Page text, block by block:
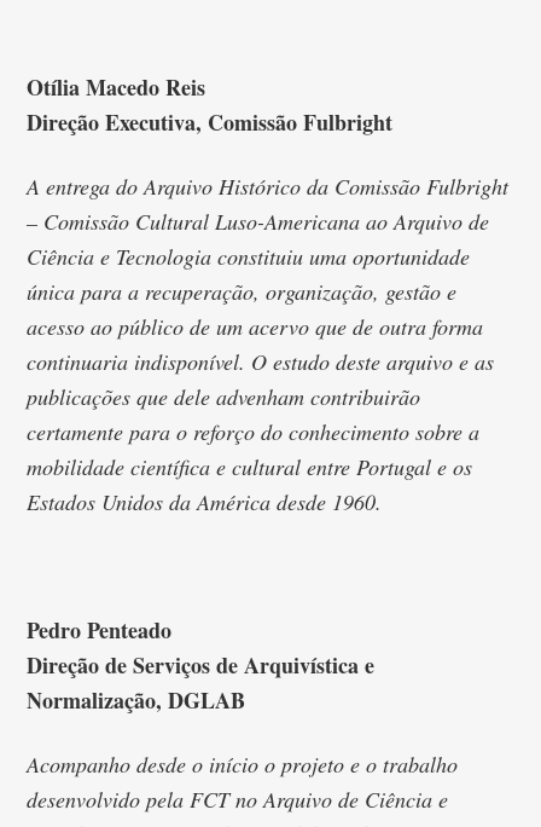
Otília Macedo Reis
Direção Executiva, Comissão Fulbright
A entrega do Arquivo Histórico da Comissão Fulbright
– Comissão Cultural Luso-Americana ao Arquivo de
Ciência e Tecnologia constituiu uma oportunidade
única para a recuperação, organização, gestão e
acesso ao público de um acervo que de outra forma
continuaria indisponível. O estudo deste arquivo e as
publicações que dele advenham contribuirão
certamente para o reforço do conhecimento sobre a
mobilidade científica e cultural entre Portugal e os
Estados Unidos da América desde 1960.
Pedro Penteado
Direção de Serviços de Arquivística e
Normalização, DGLAB
Acompanho desde o início o projeto e o trabalho
desenvolvido pela FCT no Arquivo de Ciência e